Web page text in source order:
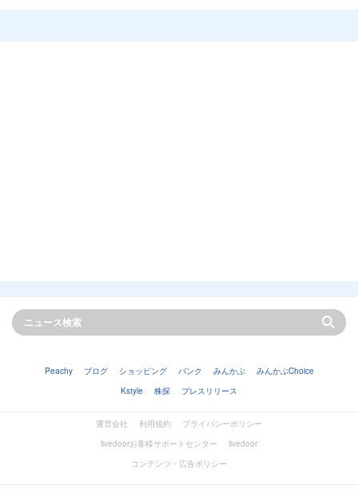
Peachy ブログ ショッピング バンク みんかぶ
みんかぶChoice
Kstyle
株探 プレスリリース
運営会社 利用規約
プライバシーポリシー
livedoorお客様サポートセンター
livedoor
コンテンツ・広告ポリシー